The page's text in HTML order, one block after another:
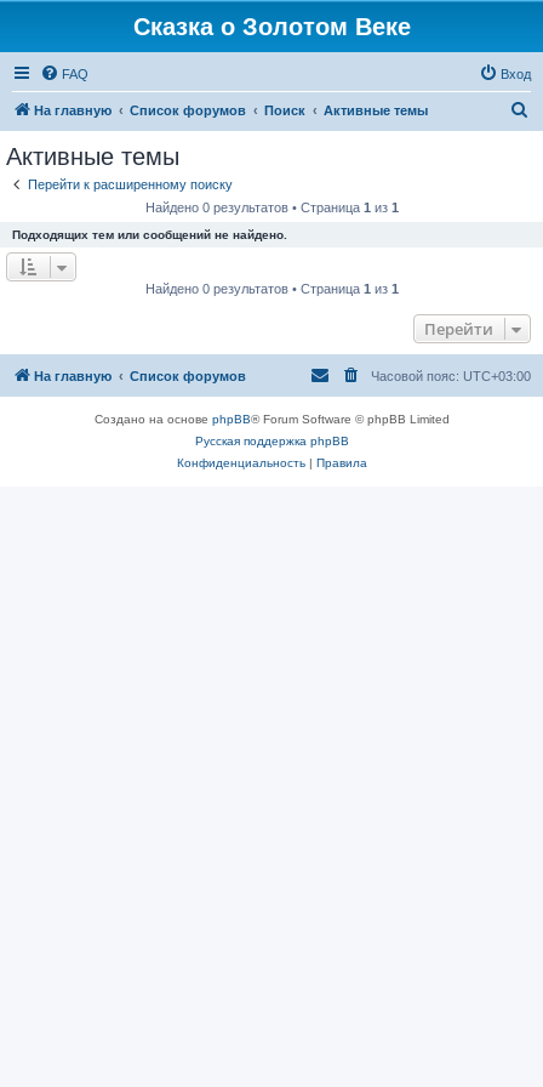
Сказка о Золотом Веке
FAQ Вход
На главную Список форумов Поиск Активные темы
Активные темы
Перейти к расширенному поиску
Найдено 0 результатов • Страница 1 из 1
Подходящих тем или сообщений не найдено.
Найдено 0 результатов • Страница 1 из 1
Перейти
На главную Список форумов Часовой пояс: UTC+03:00
Создано на основе phpBB® Forum Software © phpBB Limited
Русская поддержка phpBB
Конфиденциальность| Правила